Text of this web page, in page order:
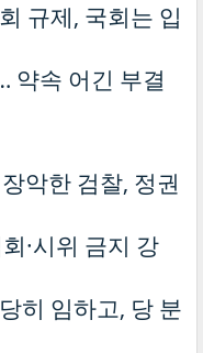
규제, 국회는 입
약속 어긴 부결
악한 검찰, 정권
·시위 금지 강
히 임하고, 당 분